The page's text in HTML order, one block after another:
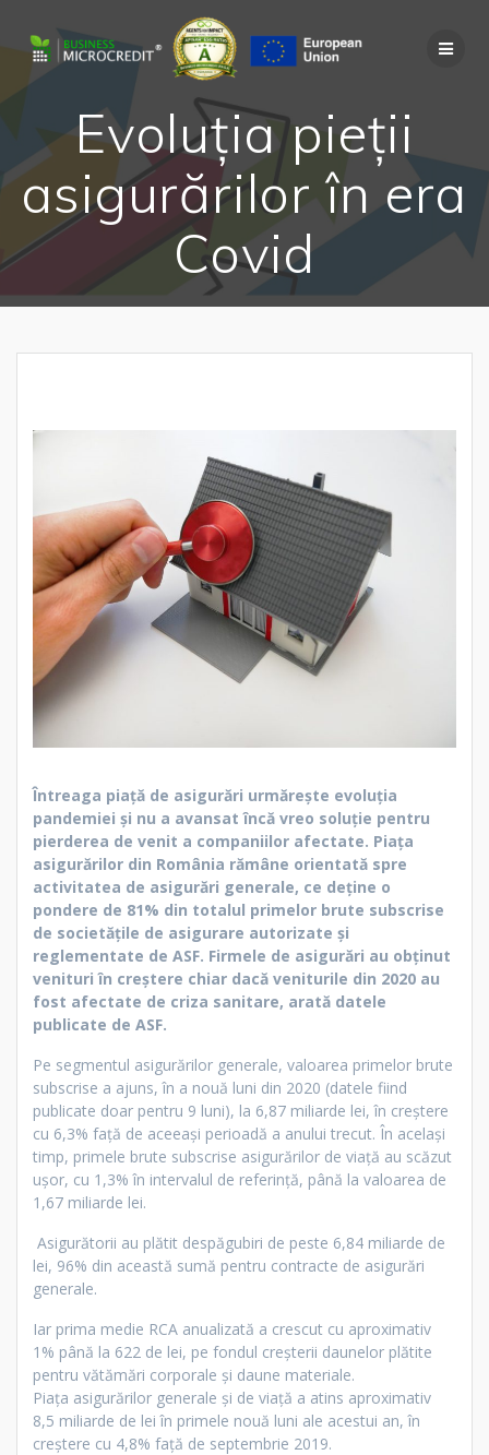
to
content
Evoluția pieții
asigurărilor în era
Covid
Întreaga piață de asigurări urmărește evoluția
pandemiei și nu a avansat încă vreo soluție pentru
pierderea de venit a companiilor afectate. Piața
asigurărilor din România rămâne orientată spre
activitatea de asigurări generale, ce deține o
pondere de 81% din totalul primelor brute subscrise
de societățile de asigurare autorizate și
reglementate de ASF. Firmele de asigurări au obținut
venituri în creștere chiar dacă veniturile din 2020 au
fost afectate de criza sanitare, arată datele
publicate de ASF.
Pe segmentul asigurărilor generale, valoarea primelor brute
subscrise a ajuns, în a nouă luni din 2020 (datele fiind
publicate doar pentru 9 luni), la 6,87 miliarde lei, în creștere
cu 6,3% față de aceeași perioadă a anului trecut. În același
timp, primele brute subscrise asigurărilor de viață au scăzut
ușor, cu 1,3% în intervalul de referință, până la valoarea de
1,67 miliarde lei.
Asigurătorii au plătit despăgubiri de peste 6,84 miliarde de
lei, 96% din această sumă pentru contracte de asigurări
generale.
Iar prima medie RCA anualizată a crescut cu aproximativ
1% până la 622 de lei, pe fondul creșterii daunelor plătite
pentru vătămări corporale și daune materiale.
Piața asigurărilor generale și de viață a atins aproximativ
8,5 miliarde de lei în primele nouă luni ale acestui an, în
creștere cu 4,8% față de septembrie 2019.